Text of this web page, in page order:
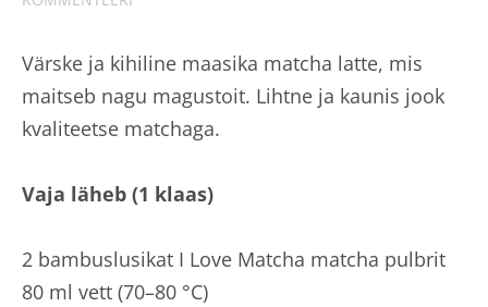
Värske ja kihiline maasika matcha latte, mis
maitseb nagu magustoit. Lihtne ja kaunis jook
kvaliteetse matchaga.
Vaja läheb (1 klaas)
2 bambuslusikat I Love Matcha matcha pulbrit
80 ml vett (70–80 °C)